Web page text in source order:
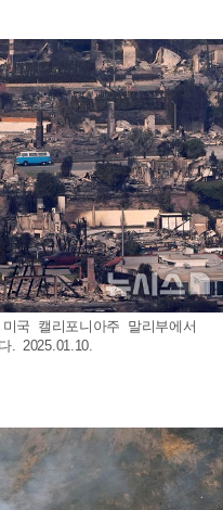
국 캘리포니아주 말리부에서
. 2025.01.10.